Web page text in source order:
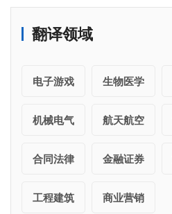
翻译领域
电子游戏 生物医学
机械电气 航天航空
合同法律 金融证券
工程建筑 商业营销